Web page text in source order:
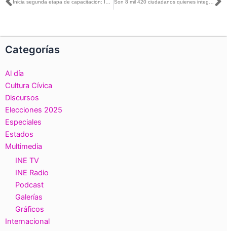
Ant Inicia segunda etapa de capacitación: INE Tabasco Son 8 mil 420 ciudadanos quienes integrarán mesas directivas de casilla: INE Aguascalientes
Categorías
Al día
Cultura Cívica
Discursos
Elecciones 2025
Especiales
Estados
Multimedia
INE TV
INE Radio
Podcast
Galerías
Gráficos
Internacional